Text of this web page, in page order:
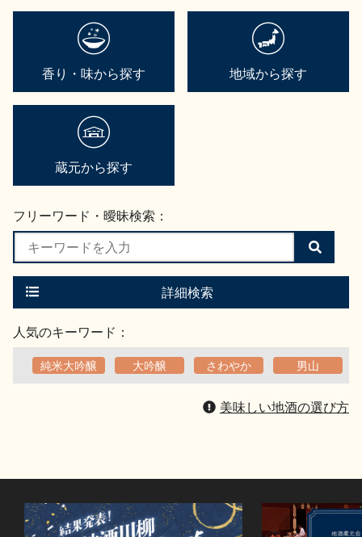
香り・味から探す 地域から探す
蔵元から探す
フリーワード・曖昧検索：
検
索
す
詳細検索
人気のキーワード：
純米大吟醸 大吟醸 さわやか 男山
美味しい地酒の選び方